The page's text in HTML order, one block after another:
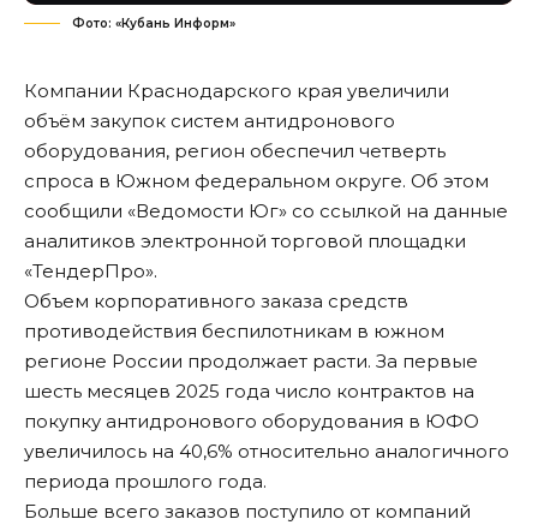
Фото: «Кубань Информ»
Компании Краснодарского края увеличили
объём закупок систем антидронового
оборудования, регион обеспечил четверть
спроса в Южном федеральном округе. Об этом
сообщили «Ведомости Юг» со ссылкой на данные
аналитиков электронной торговой площадки
«ТендерПро».
Объем корпоративного заказа средств
противодействия беспилотникам в южном
регионе России продолжает расти. За первые
шесть месяцев 2025 года число контрактов на
покупку антидронового оборудования в ЮФО
увеличилось на 40,6% относительно аналогичного
периода прошлого года.
Больше всего заказов поступило от компаний